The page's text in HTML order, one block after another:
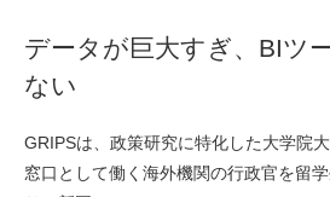
データが巨大すぎ、BIツ
ない
GRIPSは、政策研究に特化した大学院
窓口として働く海外機関の行政官を留